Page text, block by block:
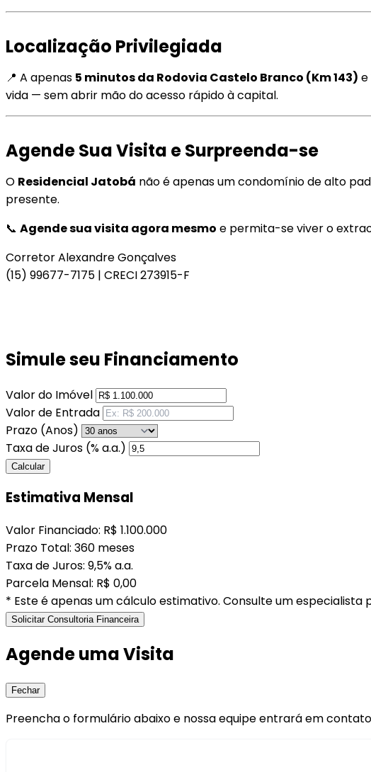
Localização Privilegiada
📍 A apenas 5 minutos da Rodovia Castelo Branco (Km 143) e
vida — sem abrir mão do acesso rápido à capital.
Agende Sua Visita e Surpreenda-se
O Residencial Jatobá não é apenas um condomínio de alto
presente.
📞 Agende sua visita agora mesmo e permita-se viver o
Corretor Alexandre Gonçalves
(15) 99677-7175 | CRECI 273915-F
Simule seu Financiamento
Valor do Imóvel
Valor de Entrada
Prazo (Anos)
Taxa de Juros (% a.a.)
Calcular
Estimativa Mensal
Valor Financiado: R$ 1.100.000
Prazo Total: 360 meses
Taxa de Juros: 9,5% a.a.
Parcela Mensal: R$ 0,00
* Este é apenas um cálculo estimativo. Consulte um especialista
Solicitar Consultoria Financeira
Agende uma Visita
Fechar
Preencha o formulário abaixo e nossa equipe entrará em